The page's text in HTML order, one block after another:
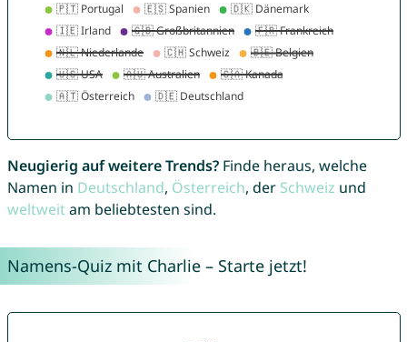
Neugierig auf weitere Trends?Finde heraus, welche
Namen in Deutschland, Österreich, der Schweiz und
weltweitam beliebtesten sind.
Namens-Quiz mit Charlie – Starte jetzt!